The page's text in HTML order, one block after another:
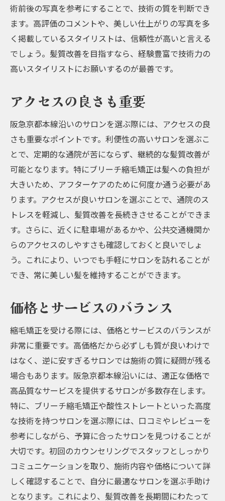
施術後のケア方法
サロンでのアフターサービス
スタイリストのアドバイスを活かす
お客様の体験談から学ぶ
髪質改善を実現する酸性ストレート阪急京都本
髪質改善に効果的な酸性ストレート
阪急京都本線沿いのサロン選びのポイント
おすすめサロンの紹介
施術前の準備と注意事項
施術後のケアとメンテナンス
お得なプランとキャンペーン情報
術前後の写真を参考にすることで、技術の質を判断でき
ます。高評価のコメントや、美しい仕上がりの写真を多
く掲載しているスタイリストは、信頼性が高いと言える
でしょう。髪質改善を目指すなら、経験豊富で技術力の
高いスタイリストにお願いするのが最善です。
アクセスの良さも重要
阪急京都本線沿いのサロンを選ぶ際には、アクセスの良
さも重要なポイントです。利便性の高いサロンを選ぶこ
とで、定期的な通院が苦にならず、継続的な髪質改善が
可能となります。特にブリーチ縮毛矯正は髪への負担が
大きいため、アフターケアのために何度か通う必要があ
ります。アクセスが良いサロンを選ぶことで、通院のス
トレスを軽減し、髪質改善を長続きさせることができま
す。さらに、近くに駐車場があるかや、公共交通機関か
らのアクセスのしやすさも確認しておくと良いでしょ
う。これにより、いつでも手軽にサロンを訪れることが
でき、常に美しい髪を維持することができます。
価格とサービスのバランス
縮毛矯正を受ける際には、価格とサービスのバランスが
非常に重要です。高価格だから必ずしも質が良いわけで
はなく、逆に安すぎるサロンでは施術の質に疑問が残る
場合もあります。阪急京都本線沿いには、適正な価格で
高品質なサービスを提供するサロンが多数存在します。
特に、ブリーチ縮毛矯正や酸性ストレートといった高度
な技術を持つサロンを選ぶ際には、口コミやレビューを
参考にしながら、予算に合ったサロンを見つけることが
大切です。初回のカウンセリングでスタッフとしっかり
コミュニケーションを取り、施術内容や価格について詳
しく確認することで、自分に最適なサロンを選ぶ手助け
となります。これにより、髪質改善を長期間にわたって